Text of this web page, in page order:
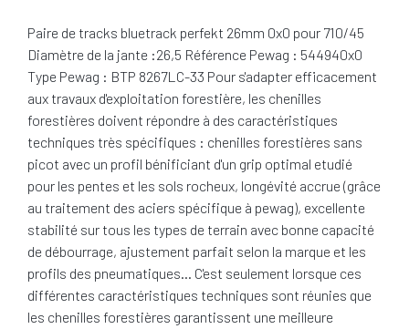
Paire de tracks bluetrack perfekt 26mm 0x0 pour 710/45
Diamètre de la jante :26,5 Référence Pewag : 544940x0
Type Pewag : BTP 8267LC-33 Pour s'adapter efficacement
aux travaux d'exploitation forestière, les chenilles
forestières doivent répondre à des caractéristiques
techniques très spécifiques : chenilles forestières sans
picot avec un profil bénificiant d'un grip optimal etudié
pour les pentes et les sols rocheux, longévité accrue (grâce
au traitement des aciers spécifique à pewag), excellente
stabilité sur tous les types de terrain avec bonne capacité
de débourrage, ajustement parfait selon la marque et les
profils des pneumatiques… C'est seulement lorsque ces
différentes caractéristiques techniques sont réunies que
les chenilles forestières garantissent une meilleure